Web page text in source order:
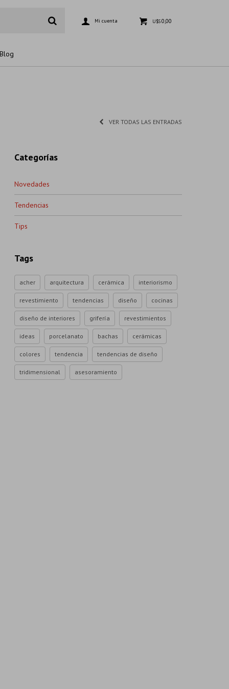
Blog
U$S0,00
VER TODAS LAS ENTRADAS
Categorías
Novedades
Tendencias
Tips
Tags
acher arquitectura cerámica interiorismo
revestimiento tendencias diseño cocinas
diseño de interiores grifería revestimientos
ideas porcelanato bachas cerámicas
colores tendencia tendencias de diseño
tridimensional asesoramiento